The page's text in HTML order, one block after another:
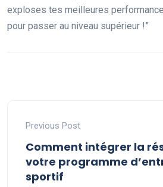
exploses tes meilleures
pour passer au niveau supérieur !”
Previous Post
Comment intégrer la
votre programme
sportif